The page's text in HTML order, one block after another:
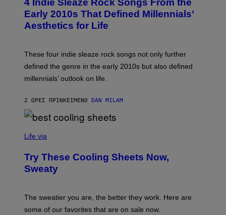
G
E
/
T
Y
M
G
S
O
B
Y
F
M
A
G
I
C
O
M
I
M
M
A
4 Indie Sleaze Rock Songs From the
Early 2010s That Defined Millennials’
Aesthetics for Life
These four indie sleaze rock songs not only further
defined the genre in the early 2010s but also defined
millennials’ outlook on life.
2 ΏΡΕΣ ΠΡΙΝΚΕΊΜΕΝΟ DAN MILAM
O
R
T
A
E
Life via
Try These Cooling Sheets Now,
Sweaty
The sweatier you are, the better they work. Here are
some of our favorites that are on sale now.